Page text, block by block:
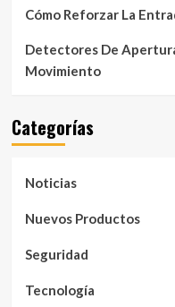
Cómo Reforzar La
Detectores De
Movimiento
Categorías
Noticias
Nuevos Productos
Seguridad
Tecnología